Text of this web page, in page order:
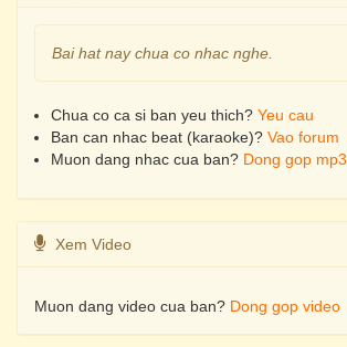
Bai hat nay chua co nhac nghe.
Chua co ca si ban yeu thich? Yeu cau
Ban can nhac beat (karaoke)? Vao forum
Muon dang nhac cua ban? Dong gop mp3
Xem Video
Muon dang video cua ban? Dong gop video